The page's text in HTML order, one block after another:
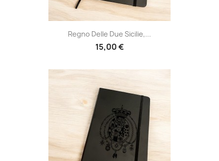
Regno Delle Due Sicilie,...
15,00 €